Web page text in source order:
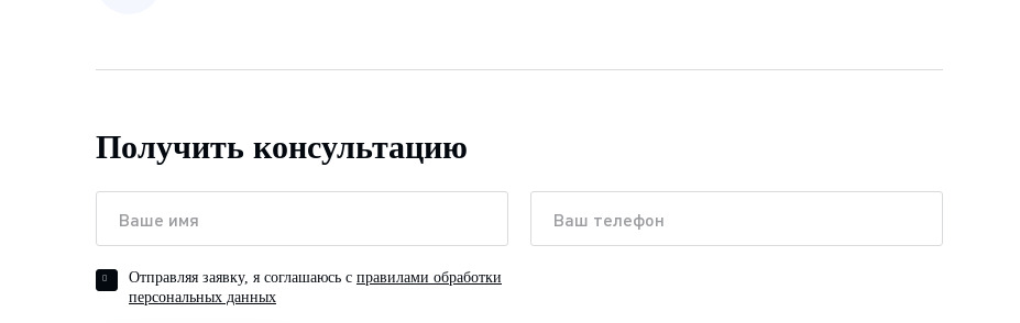
Получить консультацию
Отправляя заявку, я соглашаюсь с правилами обработки
персональных данных